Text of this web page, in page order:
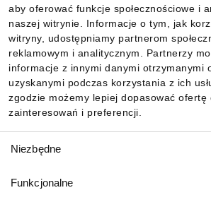
aby oferować funkcje społecznościowe i
naszej witrynie. Informacje o tym, jak
witryny, udostępniamy partnerom
reklamowym i analitycznym. Partnerzy
informacje z innymi danymi otrzymanymi
uzyskanymi podczas korzystania z ich
zgodzie możemy lepiej dopasować ofertę
zainteresowań i preferencji.
zgody
Niezbędne
Funkcjonalne
Informacje
Pobierz naszą aplikację